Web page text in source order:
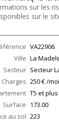
sur les
sur le
VA22906
Ville La
Secteur Secteur
Charges 250 € /
T5 et plus
Surface 173.00
au sol 223